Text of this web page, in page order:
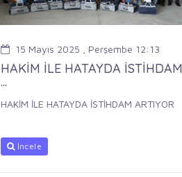
15 Mayıs 2025 , Perşembe 12:13
HAKİM İLE HATAYDA İSTİHDAM
...
HAKİM İLE HATAYDA İSTİHDAM ARTIYOR
İncele